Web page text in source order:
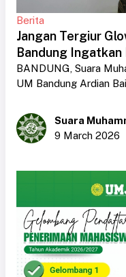
Berita
Jangan Tergiur
Bandung
BANDUNG, Suara
UM Bandung Ardian
Suara
9 March 2026